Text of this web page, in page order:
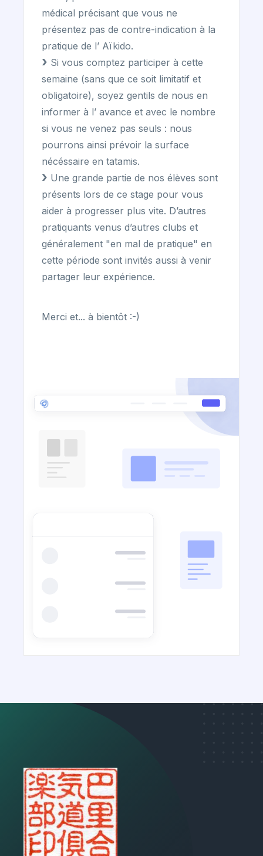
médical précisant que vous ne
présentez pas de contre-indication à la
pratique de l’ Aïkido.
Si vous comptez participer à cette
semaine (sans que ce soit limitatif et
obligatoire), soyez gentils de nous en
informer à l’ avance et avec le nombre
si vous ne venez pas seuls : nous
pourrons ainsi prévoir la surface
nécéssaire en tatamis.
Une grande partie de nos élèves sont
présents lors de ce stage pour vous
aider à progresser plus vite. D’autres
pratiquants venus d’autres clubs et
généralement "en mal de pratique" en
cette période sont invités aussi à venir
partager leur expérience.
Merci et... à bientôt :-)